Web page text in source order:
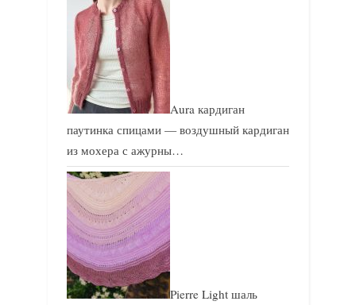
Aura кардиган
паутинка спицами — воздушный кардиган
из мохера с ажурны…
Pierre Light шаль